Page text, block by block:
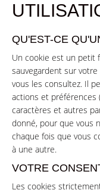
QU'EST-CE
Un cookie est un petit
sauvegardent sur
vous les consultez. Il
actions et préférences
caractères et autres
donné, pour que vous
chaque fois que vous
à une autre.
VOTRE
Les cookies